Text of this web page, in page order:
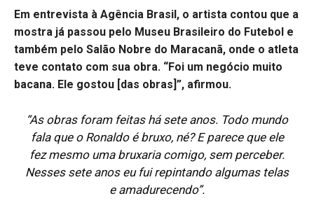
Em entrevista à Agência Brasil, o artista contou que a
mostra já passou pelo Museu Brasileiro do Futebol e
também pelo Salão Nobre do Maracanã, onde o atleta
teve contato com sua obra. “Foi um negócio muito
bacana. Ele gostou [das obras]”, afirmou.
“As obras foram feitas há sete anos. Todo mundo
fala que o Ronaldo é bruxo, né? E parece que ele
fez mesmo uma bruxaria comigo, sem perceber.
Nesses sete anos eu fui repintando algumas telas
e amadurecendo”.